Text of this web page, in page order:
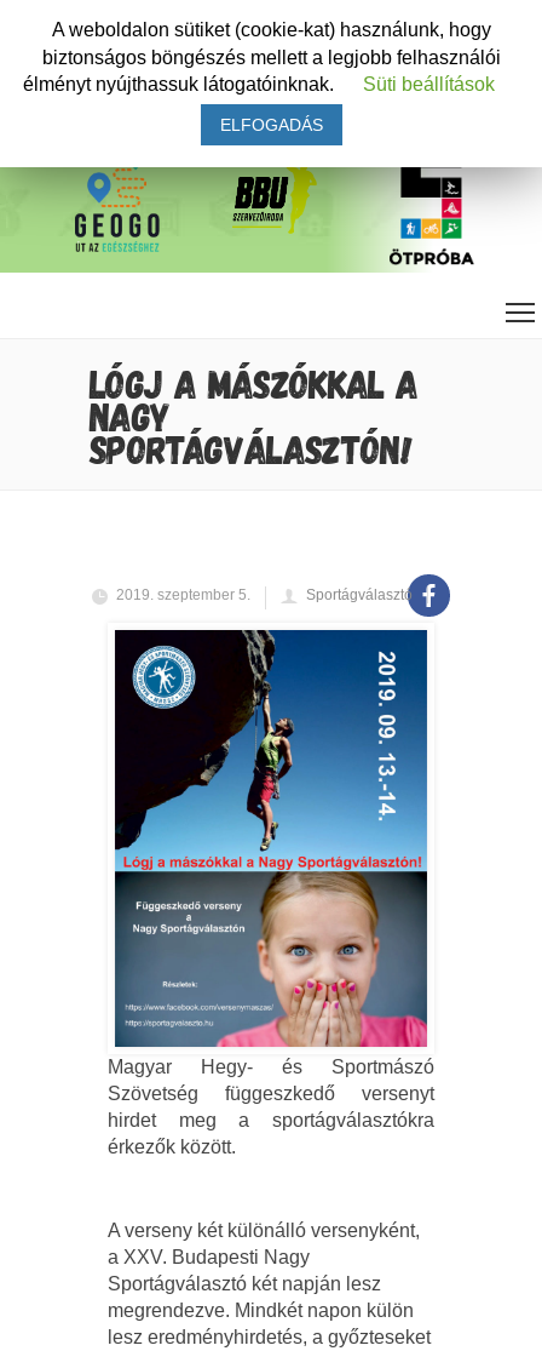
LÓGJ A MÁSZÓKKAL A
NAGY
SPORTÁGVÁLASZTÓN!
2019. szeptember 5. Sportágválasztó
Magyar Hegy- és Sportmászó
Szövetség függeszkedő versenyt
hirdet meg a sportágválasztókra
érkezők között.
A verseny két különálló versenyként,
a XXV. Budapesti Nagy
Sportágválasztó két napján lesz
megrendezve. Mindkét napon külön
lesz eredményhirdetés, a győzteseket
A weboldalon sütiket (cookie-kat) használunk, hogy
biztonságos böngészés mellett a legjobb felhasználói
élményt nyújthassuk látogatóinknak.
Süti beállítások
ELFOGADÁS